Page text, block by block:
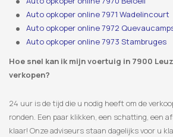
Auto opkoper online 7971 Wadelincourt
Auto opkoper online 7972
Auto opkoper online 7973 Stambruges
Hoe snel kan ik mijn voertuig in 7900
verkopen?
24 uur is de tijd die u nodig heeft om de
ronden. Een paar klikken, een schatting, een
klaar! Onze adviseurs staan ​​dagelijks voor u